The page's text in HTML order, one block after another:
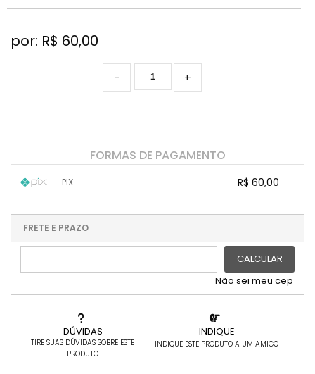
DÚVIDAS
TIRE SUAS DÚVIDAS SOBRE ESTE
PRODUTO
INDIQUE
INDIQUE ESTE PRODUTO A UM AMIGO
por: R$ 60,00
+
-
FORMAS DE PAGAMENTO
PIX R$ 60,00
...
....
FRETE E PRAZO
CALCULAR
Não sei meu cep